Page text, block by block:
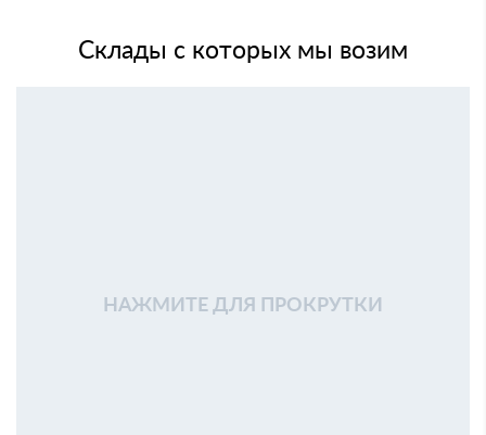
Склады с которых мы возим
НАЖМИТЕ ДЛЯ ПРОКРУТКИ